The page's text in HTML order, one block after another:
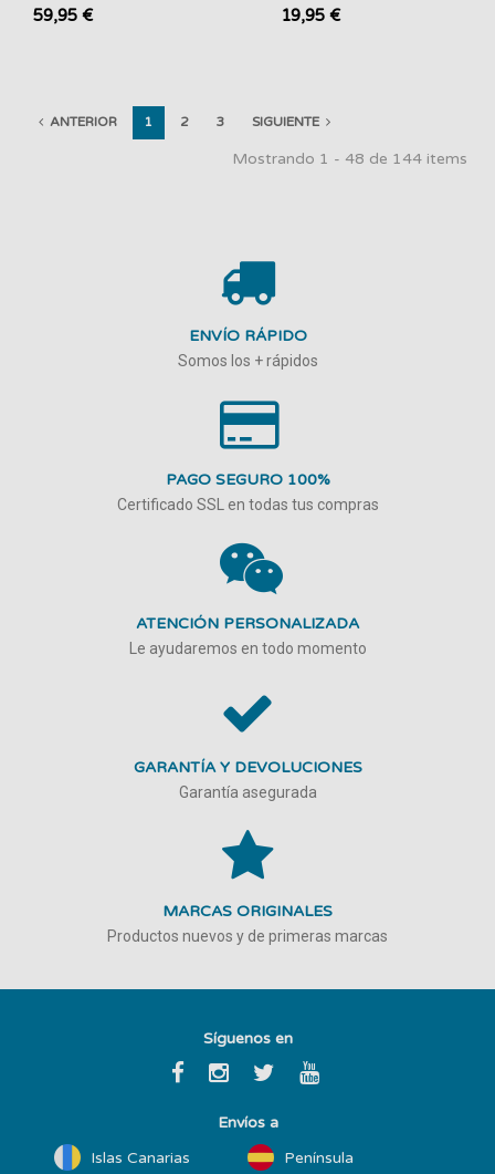
59,95 € 19,95 €
ANTERIOR 1 2 3 SIGUIENTE
Mostrando 1 - 48 de 144 items
ENVÍO RÁPIDO
Somos los + rápidos
PAGO SEGURO 100%
Certificado SSL en todas tus compras
ATENCIÓN PERSONALIZADA
Le ayudaremos en todo momento
GARANTÍA Y DEVOLUCIONES
Garantía asegurada
MARCAS ORIGINALES
Productos nuevos y de primeras marcas
Síguenos en
Envíos a
Islas Canarias
Península